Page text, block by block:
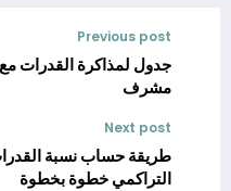
Previous post
جدول لمذاكرة القدرات مع
مشرف
Next post
طريقة حساب نسبة
التراكمي خطوة بخطوة